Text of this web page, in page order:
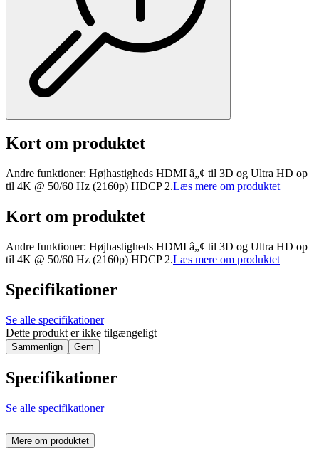
Kort om produktet
Andre funktioner: Højhastigheds HDMI â„¢ til 3D og Ultra HD op
til 4K @ 50/60 Hz (2160p) HDCP 2.Læs mere om produktet
Kort om produktet
Andre funktioner: Højhastigheds HDMI â„¢ til 3D og Ultra HD op
til 4K @ 50/60 Hz (2160p) HDCP 2.Læs mere om produktet
Specifikationer
Se alle specifikationer
Dette produkt er ikke tilgængeligt
Sammenlign Gem
Specifikationer
Se alle specifikationer
Mere om produktet